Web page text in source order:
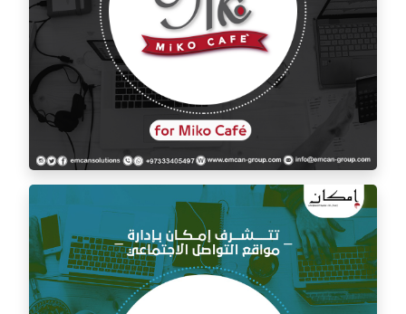
إدارة السوشيال ميديا لمقهى ميكو كافيه